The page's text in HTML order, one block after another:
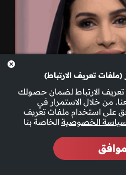
تعريف الارتباط)
الارتباط لضمان حصولك
من خلال الاستمرار في
على استخدام ملفات تعريف
الخصوصية الخاصة بنا